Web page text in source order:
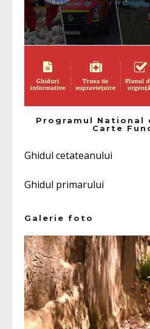
Programul National
Carte
Ghidul cetateanului
Ghidul primarului
Galerie foto